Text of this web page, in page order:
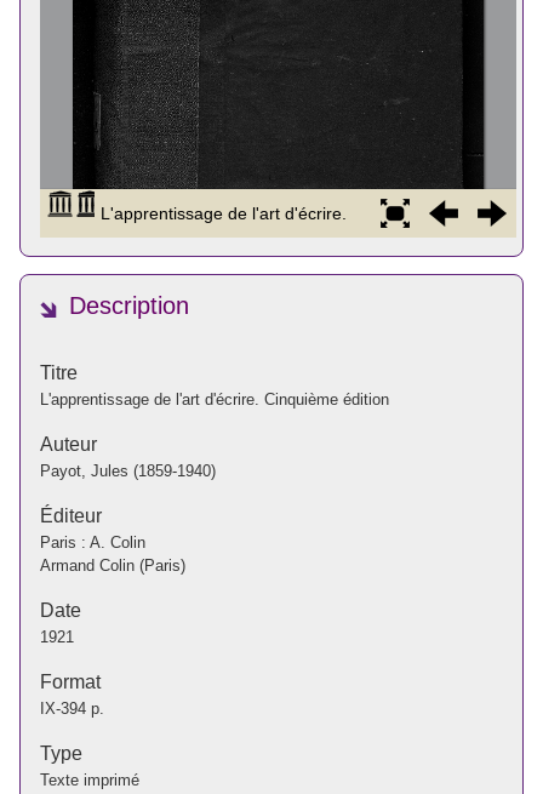
Description
Titre
L'apprentissage de l'art d'écrire. Cinquième édition
Auteur
Payot, Jules (1859-1940)
Éditeur
Paris : A. Colin
Armand Colin (Paris)
Date
1921
Format
IX-394 p.
Type
Texte imprimé